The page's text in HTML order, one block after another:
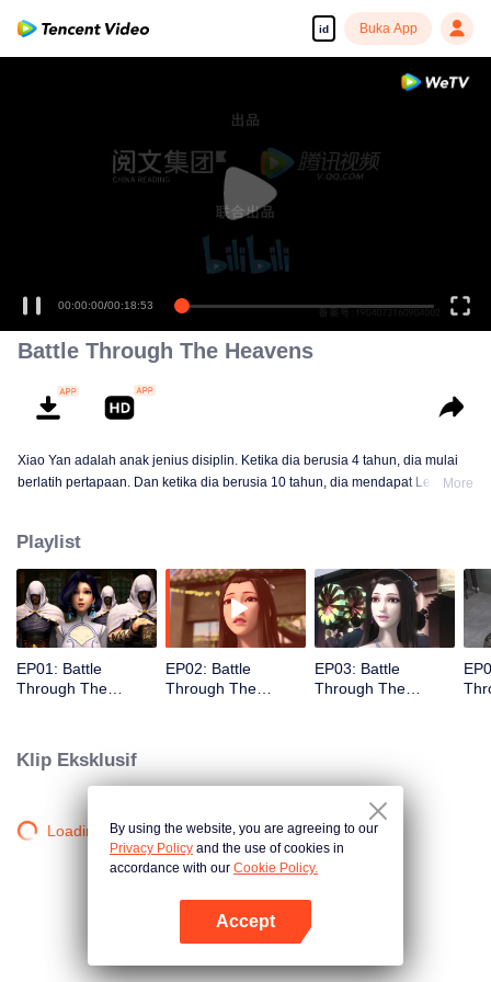
id Buka App
00:00:00/00:18:53
Battle Through The Heavens
Xiao Yan adalah anak jenius disiplin. Ketika dia berusia 4 tahun, dia mulai
berlatih pertapaan. Dan ketika dia berusia 10 tahun, dia mendapat Level 9
Sesuatu yang tidak terduga terjadi, Jadi xiao Yan kehilangan kekuatannya.
Dia kecewa terhadap dirinya sendiri
More
Playlist
EP01: Battle
Through The
EP02: Battle
Through The
EP03: Battle
Through The
Klip Eksklusif
Loading…By using the website, you are agreeing to our
Privacy Policy and the use of cookies in
accordance with our Cookie Policy.
Accept